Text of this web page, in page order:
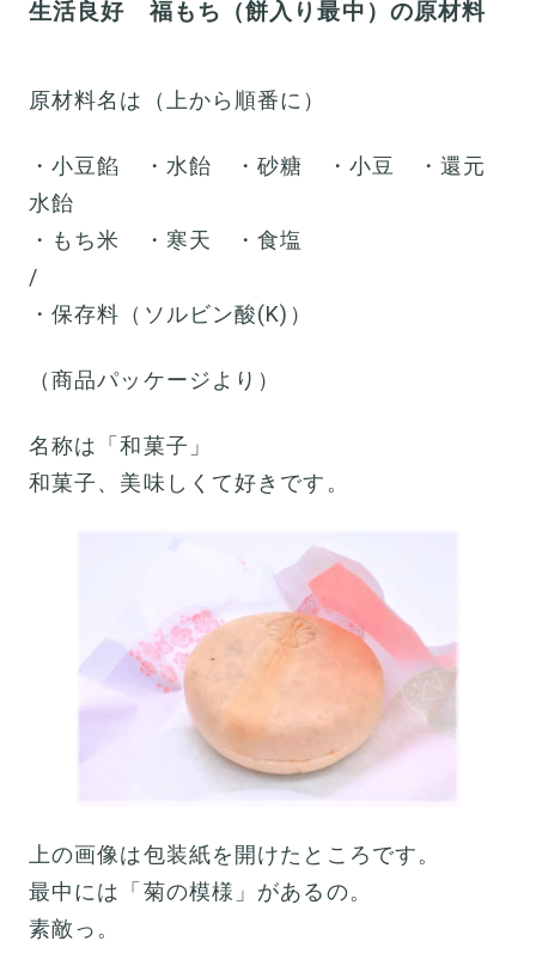
生活良好 福もち（餅入り最中）の原材料
原材料名は（上から順番に）
・小豆餡 ・水飴 ・砂糖 ・小豆 ・還元
水飴
・もち米 ・寒天 ・食塩
/
・保存料（ソルビン酸(K)）
（商品パッケージより）
名称は「和菓子」
和菓子、美味しくて好きです。
上の画像は包装紙を開けたところです。
最中には「菊の模様」があるの。
素敵っ。